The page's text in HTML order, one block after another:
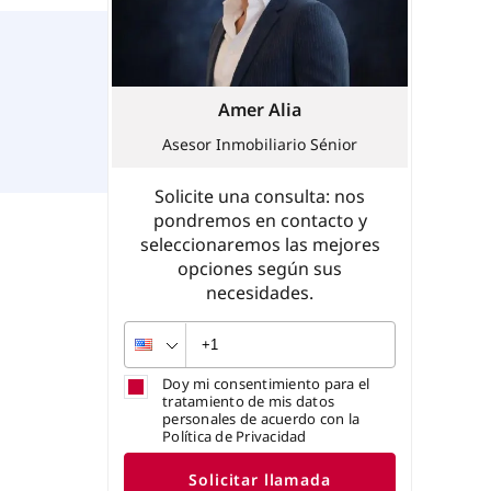
Solicite una consulta: nos
pondremos en contacto y
seleccionaremos las mejores
opciones según sus
necesidades.
Amer Alia
Asesor Inmobiliario Sénior
Doy mi consentimiento para el
tratamiento de mis datos
personales de acuerdo con la
Política de Privacidad
Solicitar llamada